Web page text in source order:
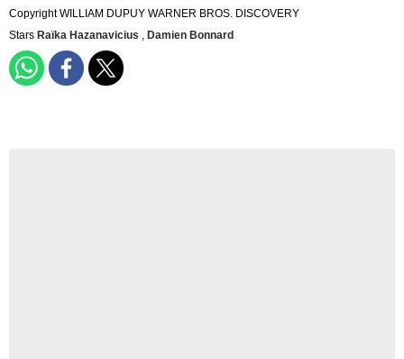
Copyright WILLIAM DUPUY WARNER BROS. DISCOVERY
Stars Raïka Hazanavicius , Damien Bonnard